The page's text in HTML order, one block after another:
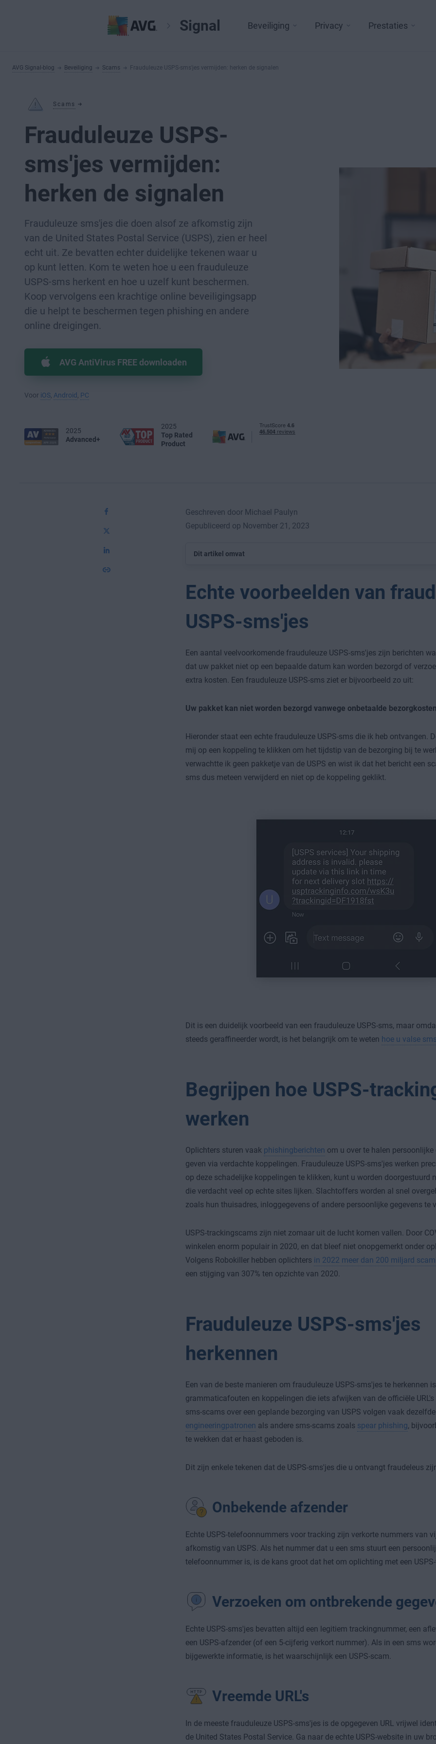
Signal Beveiliging Privacy Prestaties
AVG Signal-blog Beveiliging Scams Frauduleuze USPS-sms'jes vermijden: herken de signalen
Scams
Frauduleuze USPS-
sms'jes vermijden:
herken de signalen
Frauduleuze sms'jes die doen alsof ze afkomstig zijn
van de United States Postal Service (USPS), zien er heel
echt uit. Ze bevatten echter duidelijke tekenen waar u
op kunt letten. Kom te weten hoe u een frauduleuze
USPS-sms herkent en hoe u uzelf kunt beschermen.
Koop vervolgens een krachtige online beveiligingsapp
die u helpt te beschermen tegen phishing en andere
online dreigingen.
AVG AntiVirus FREE downloaden
Voor iOS Android PC
2025
Advanced+
2025
Top Rated
Product
Geschreven door Michael Paulyn
Gepubliceerd op November 21, 2023
Dit artikel omvat
Echte voorbeelden van
USPS-sms'jes
Een aantal veelvoorkomende frauduleuze USPS-sms'jes zijn berichten
dat uw pakket niet op een bepaalde datum kan worden bezorgd of
extra kosten. Een frauduleuze USPS-sms ziet er bijvoorbeeld zo uit:
Uw pakket kan niet worden bezorgd vanwege onbetaalde
Hieronder staat een echte frauduleuze USPS-sms die ik heb ontvangen.
mij op een koppeling te klikken om het tijdstip van de bezorging bij te
verwachtte ik geen pakketje van de USPS en wist ik dat het bericht een
sms dus meteen verwijderd en niet op de koppeling geklikt.
Dit is een duidelijk voorbeeld van een frauduleuze USPS-sms, maar
steeds geraffineerder wordt, is het belangrijk om te weten hoe u valse
Begrijpen hoe USPS-
werken
Oplichters sturen vaak phishingberichten om u over te halen
geven via verdachte koppelingen. Frauduleuze USPS-sms'jes werken
op deze schadelijke koppelingen te klikken, kunt u worden doorgestuurd
die verdacht veel op echte sites lijken. Slachtoffers worden al snel
zoals hun thuisadres, inloggegevens of andere persoonlijke gegevens te
USPS-trackingscams zijn niet zomaar uit de lucht komen vallen. Door
winkelen enorm populair in 2020, en dat bleef niet onopgemerkt onder
Volgens Robokiller hebben oplichters in 2022 meer dan 200 miljard
een stijging van 307% ten opzichte van 2020.
Frauduleuze USPS-sms'jes
herkennen
Een van de beste manieren om frauduleuze USPS-sms'jes te herkennen
grammaticafouten en koppelingen die iets afwijken van de officiële URL's
sms-scams over een geplande bezorging van USPS volgen vaak dezelfde
engineeringpatronen als andere sms-scams zoals spear phishing,
te wekken dat er haast geboden is.
Dit zijn enkele tekenen dat de USPS-sms'jes die u ontvangt fraudeleus
Onbekende afzender
Echte USPS-telefoonnummers voor tracking zijn verkorte nummers van
afkomstig van USPS. Als het nummer dat u een sms stuurt een
telefoonnummer is, is de kans groot dat het om oplichting met een
Verzoeken om ontbrekende
Echte USPS-sms'jes bevatten altijd een legitiem trackingnummer, een
een USPS-afzender (of een 5-cijferig verkort nummer). Als in een sms
bijgewerkte informatie, is het waarschijnlijk een USPS-scam.
Vreemde URL's
In de meeste frauduleuze USPS-sms'jes is de opgegeven URL vrijwel
de United States Postal Service. Ga naar de echte USPS-website in uw